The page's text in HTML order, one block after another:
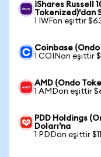
iShares Russell
Tokenized)'dan
1 IWFon eşittir
Coinbase
1 COINon eşittir
AMD (Ondo
1 AMDon eşittir
PDD Holdings
Doları'na
1 PDDon eşittir